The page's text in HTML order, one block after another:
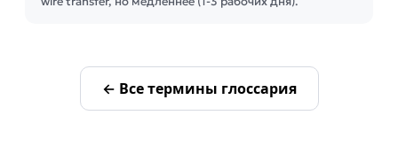
← Все термины глоссария